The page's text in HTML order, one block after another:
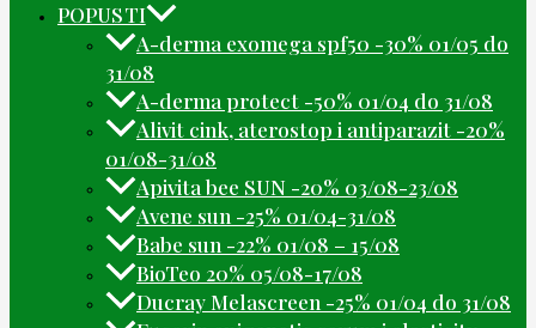
POPUSTI
A-derma exomega spf50 -30% 01/05 do
31/08
A-derma protect -50% 01/04 do 31/08
Alivit cink, aterostop i antiparazit -20%
01/08-31/08
Apivita bee SUN -20% 03/08-23/08
Avene sun -25% 01/04-31/08
Babe sun -22% 01/08 – 15/08
BioTeo 20% 05/08-17/08
Ducray Melascreen -25% 01/04 do 31/08